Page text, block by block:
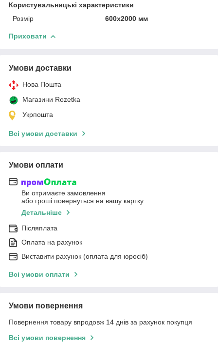
Користувальницькі характеристики
Розмір
600х2000 мм
Приховати
Умови доставки
Нова Пошта
Магазини Rozetka
Укрпошта
Всі умови доставки
Умови оплати
Ви отримаєте замовлення
або гроші повернуться на вашу картку
Детальніше
Післяплата
Оплата на рахунок
Виставити рахунок (оплата для юросіб)
Всі умови оплати
Умови повернення
Повернення товару впродовж 14 днів за рахунок покупця
Всі умови повернення